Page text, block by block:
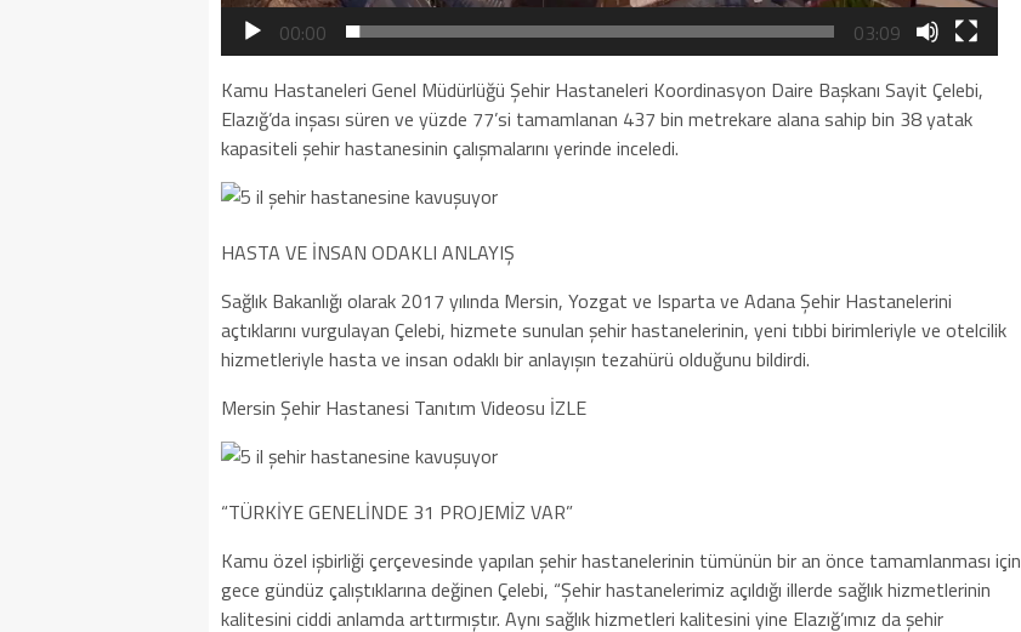
00:00
03:09
Kamu Hastaneleri Genel Müdürlüğü Şehir Hastaneleri Koordinasyon Daire Başkanı Sayit Çelebi,
Elazığ’da inşası süren ve yüzde 77’si tamamlanan 437 bin metrekare alana sahip bin 38 yatak
kapasiteli şehir hastanesinin çalışmalarını yerinde inceledi.
HASTA VE İNSAN ODAKLI ANLAYIŞ
Sağlık Bakanlığı olarak 2017 yılında Mersin, Yozgat ve Isparta ve Adana Şehir Hastanelerini
açtıklarını vurgulayan Çelebi, hizmete sunulan şehir hastanelerinin, yeni tıbbi birimleriyle ve otelcilik
hizmetleriyle hasta ve insan odaklı bir anlayışın tezahürü olduğunu bildirdi.
Mersin Şehir Hastanesi Tanıtım Videosu İZLE
“TÜRKİYE GENELİNDE 31 PROJEMİZ VAR”
Kamu özel işbirliği çerçevesinde yapılan şehir hastanelerinin tümünün bir an önce tamamlanması için
gece gündüz çalıştıklarına değinen Çelebi, “Şehir hastanelerimiz açıldığı illerde sağlık hizmetlerinin
kalitesini ciddi anlamda arttırmıştır. Aynı sağlık hizmetleri kalitesini yine Elazığ’ımız da şehir